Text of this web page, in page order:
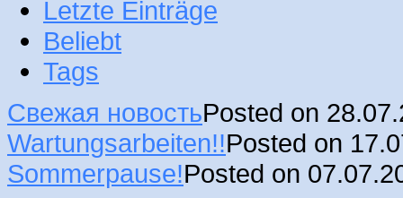
Letzte Einträge
Beliebt
Tags
Свежая новостьPosted on
Wartungsarbeiten!!Posted on
Sommerpause!Posted on